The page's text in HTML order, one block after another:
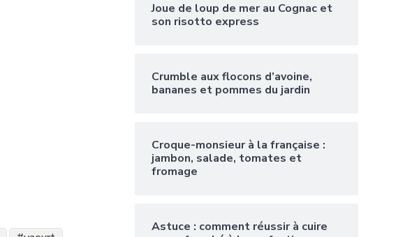
Joue de loup de mer au Cognac et
son risotto express
Crumble aux flocons d’avoine,
bananes et pommes du jardin
Croque-monsieur à la française :
jambon, salade, tomates et
fromage
Astuce : comment réussir à cuire